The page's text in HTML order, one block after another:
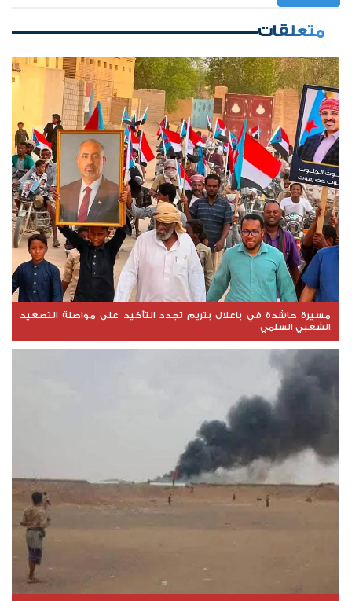
متعلقات
مسيرة حاشدة في باعلال بتريم تجدد التأكيد على مواصلة التصعيد
الشعبي السلمي